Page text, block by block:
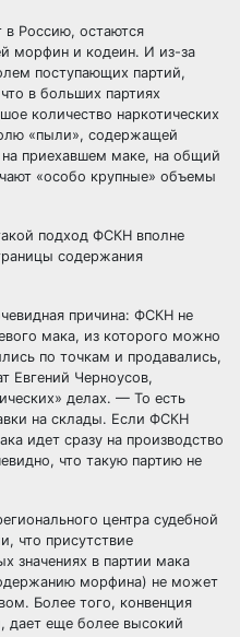
Россию, остаются
морфин и кодеин. И из-за
поступающих партий,
в больших партиях
количество наркотических
«пыли», содержащей
приехавшем маке, на общий
«особо крупные» объемы
подход ФСКН вполне
содержания
причина: ФСКН не
мака, из которого можно
по точкам и продавались,
Евгений Черноусов,
делах. — То есть
на склады. Если ФСКН
идет сразу на производство
что такую партию не
центра судебной
что присутствие
значениях в партии мака
морфина) не может
Более того, конвенция
дает еще более высокий